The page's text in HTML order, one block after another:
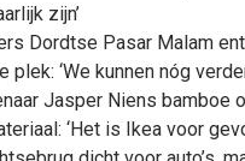
zijn’
Dordtse Pasar Malam
plek: ‘We kunnen nóg
Jasper Niens bamboe
‘Het is Ikea voor